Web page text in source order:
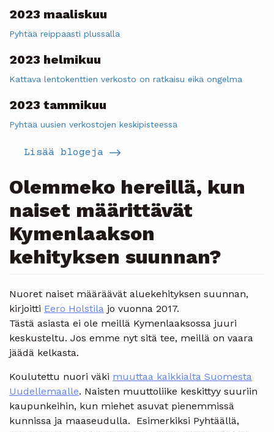
2023 maaliskuu
Pyhtää reippaasti plussalla
2023 helmikuu
Kattava lentokenttien verkosto on ratkaisu eikä ongelma
2023 tammikuu
Pyhtää uusien verkostojen keskipisteessä
Lisää blogeja
Olemmeko hereillä, kun
naiset määrittävät
Kymenlaakson
kehityksen suunnan?
Nuoret naiset määräävät aluekehityksen suunnan,
kirjoitti Eero Holstila jo vuonna 2017.
Tästä asiasta ei ole meillä Kymenlaaksossa juuri
keskusteltu. Jos emme nyt sitä tee, meillä on vaara
jäädä kelkasta.
Koulutettu nuori väki muuttaa kaikkialta Suomesta
Uudellemaalle. Naisten muuttoliike keskittyy suuriin
kaupunkeihin, kun miehet asuvat pienemmissä
kunnissa ja maaseudulla. Esimerkiksi Pyhtäällä,